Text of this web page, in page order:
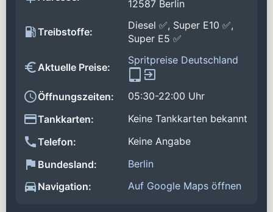
12587 Berlin
Treibstoffe:
Diesel ✅, Super E10 ✅,
Super E5 ✅
Aktuelle Preise:
Spritpreise Deutschland
Öffnungszeiten:
05:30-22:00 Uhr
Tankkarten:
Keine Tankkarten bekannt
Telefon:
Keine Angabe
Bundesland:
Berlin
Navigation:
Auf Google Maps öffnen